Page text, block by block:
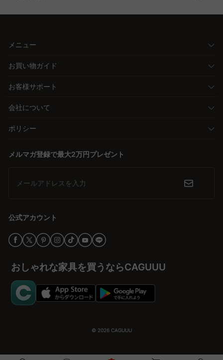
メニュー
お買い物ガイド
お客様サポート
会社について
ポリシー
メルマガ登録で最大2万円プレゼント
メールアドレスを入力
公式アカウント
おしゃれな家具を買うならCAGUUU
© 2026 CAGUUU